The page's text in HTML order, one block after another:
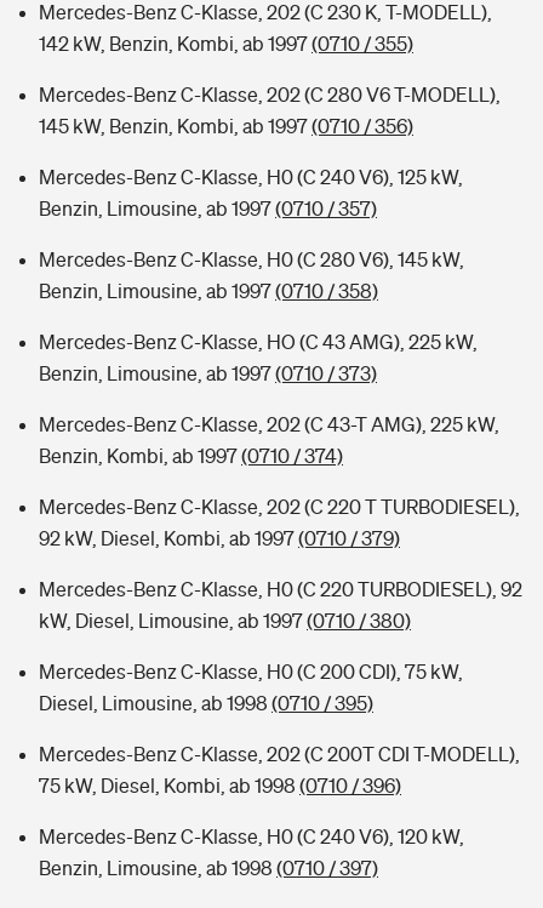
Mercedes-Benz C-Klasse, 202 (C 230 K, T-MODELL),
142 kW, Benzin, Kombi, ab 1997(0710 / 355)
Mercedes-Benz C-Klasse, 202 (C 280 V6 T-MODELL),
145 kW, Benzin, Kombi, ab 1997(0710 / 356)
Mercedes-Benz C-Klasse, H0 (C 240 V6), 125 kW,
Benzin, Limousine, ab 1997(0710 / 357)
Mercedes-Benz C-Klasse, H0 (C 280 V6), 145 kW,
Benzin, Limousine, ab 1997(0710 / 358)
Mercedes-Benz C-Klasse, HO (C 43 AMG), 225 kW,
Benzin, Limousine, ab 1997(0710 / 373)
Mercedes-Benz C-Klasse, 202 (C 43-T AMG), 225 kW,
Benzin, Kombi, ab 1997(0710 / 374)
Mercedes-Benz C-Klasse, 202 (C 220 T TURBODIESEL),
92 kW, Diesel, Kombi, ab 1997(0710 / 379)
Mercedes-Benz C-Klasse, H0 (C 220 TURBODIESEL), 92
kW, Diesel, Limousine, ab 1997(0710 / 380)
Mercedes-Benz C-Klasse, H0 (C 200 CDI), 75 kW,
Diesel, Limousine, ab 1998 (0710 / 395)
Mercedes-Benz C-Klasse, 202 (C 200T CDI T-MODELL),
75 kW, Diesel, Kombi, ab 1998 (0710 / 396)
Mercedes-Benz C-Klasse, H0 (C 240 V6), 120 kW,
Benzin, Limousine, ab 1998 (0710 / 397)